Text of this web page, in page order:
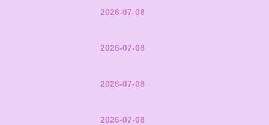
2026-07-08
2026-07-08
2026-07-08
2026-07-08